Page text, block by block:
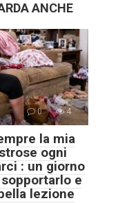
ANCHE
0 4
la mia
ogni
: un giorno
e
lezione